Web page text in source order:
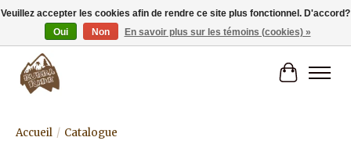
Livraison gratuite à partir de 80€.
Panier
Accueil / Catalogue
Veuillez accepter les cookies afin de rendre ce site plus fonctionnel. D'accord?
Oui
Non En savoir plus sur les témoins (cookies) »